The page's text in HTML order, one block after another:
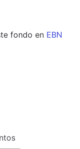
fondo en EBN